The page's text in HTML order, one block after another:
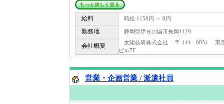
給料 時給 1150円 ～ 0円
勤務地 静岡県伊豆の国市長岡1129
会社概要
太陽技研株式会社 〒 141 - 0031 東
ビル7F
営業・企画営業 / 派遣社員